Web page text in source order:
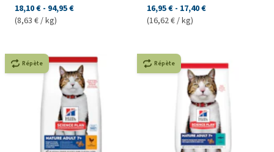
18,10 € - 94,95 €
(8,63 € / kg)
16,95 € - 17,40 €
(16,62 € / kg)
Répète Répète